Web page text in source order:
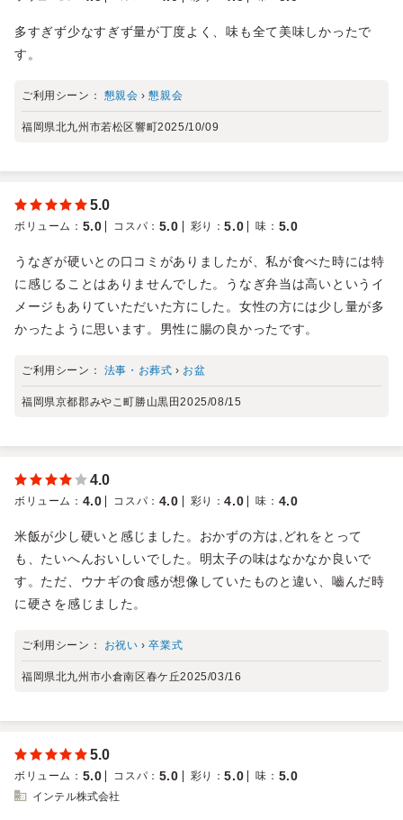
多すぎず少なすぎず量が丁度よく、味も全て美味しかったで
す。
ご利用シーン： 懇親会 ›懇親会
福岡県北九州市若松区響町2025/10/09
5.0
ボリューム ： 5.0 コスパ ： 5.0 彩り ：5.0 味 ： 5.0
うなぎが硬いとの口コミがありましたが、私が食べた時には特
に感じることはありませんでした。うなぎ弁当は高いというイ
メージもありていただいた方にした。女性の方には少し量が多
かったように思います。男性に腸の良かったです。
ご利用シーン： 法事・お葬式 › お盆
福岡県京都郡みやこ町勝山黒田2025/08/15
4.0
ボリューム ： 4.0 コスパ ： 4.0 彩り ：4.0 味 ： 4.0
米飯が少し硬いと感じました。おかずの方は,どれをとって
も、たいへんおいしいでした。明太子の味はなかなか良いで
す。ただ、ウナギの食感が想像していたものと違い、嚙んだ時
に硬さを感じました。
ご利用シーン： お祝い ›卒業式
福岡県北九州市小倉南区春ケ丘2025/03/16
5.0
ボリューム ： 5.0 コスパ ： 5.0 彩り ：5.0 味 ： 5.0
インテル株式会社